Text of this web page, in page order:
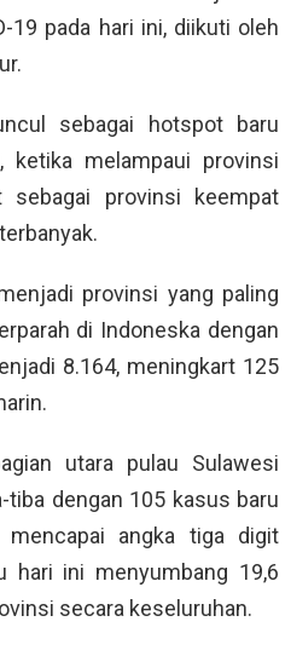
19 pada hari ini, diikuti oleh
sebagai hotspot baru
ketika melampaui provinsi
provinsi keempat
provinsi yang paling
di Indoneska dengan
8.164, meningkart 125
utara pulau Sulawesi
tiba dengan 105 kasus baru
mencapai angka tiga digit
hari ini menyumbang 19,6
secara keseluruhan.